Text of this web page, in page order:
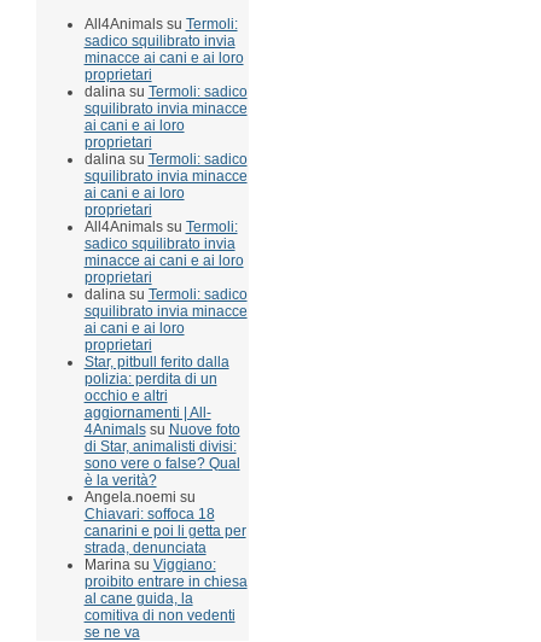
All4Animals su Termoli:
sadico squilibrato invia
minacce ai cani e ai loro
proprietari
dalina su Termoli: sadico
squilibrato invia minacce
ai cani e ai loro
proprietari
dalina su Termoli: sadico
squilibrato invia minacce
ai cani e ai loro
proprietari
All4Animals su Termoli:
sadico squilibrato invia
minacce ai cani e ai loro
proprietari
dalina su Termoli: sadico
squilibrato invia minacce
ai cani e ai loro
proprietari
Star, pitbull ferito dalla
polizia: perdita di un
occhio e altri
aggiornamenti | All-
4Animalssu Nuove foto
di Star, animalisti divisi:
sono vere o false? Qual
è la verità?
Angela.noemi su
Chiavari: soffoca 18
canarini e poi li getta per
strada, denunciata
Marina su Viggiano:
proibito entrare in chiesa
al cane guida, la
comitiva di non vedenti
se ne va